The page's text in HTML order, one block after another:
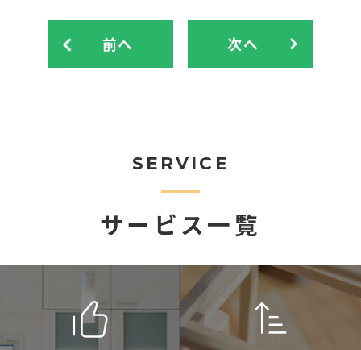
前へ 次へ
SERVICE
サービス一覧